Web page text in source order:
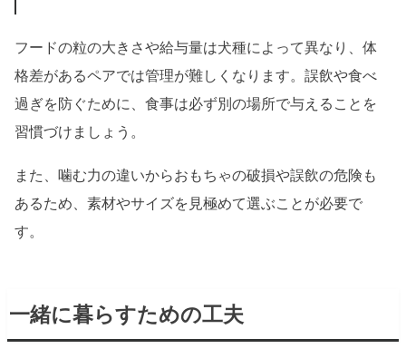
フードの粒の大きさや給与量は犬種によって異なり、体
格差があるペアでは管理が難しくなります。誤飲や食べ
過ぎを防ぐために、食事は必ず別の場所で与えることを
習慣づけましょう。
また、噛む力の違いからおもちゃの破損や誤飲の危険も
あるため、素材やサイズを見極めて選ぶことが必要で
す。
一緒に暮らすための工夫